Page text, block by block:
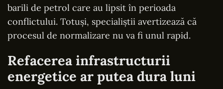
barili de petrol care au lipsit în perioada
conflictului. Totuși, specialiștii avertizează că
procesul de normalizare nu va fi unul rapid.
Refacerea infrastructurii
energetice ar putea dura luni